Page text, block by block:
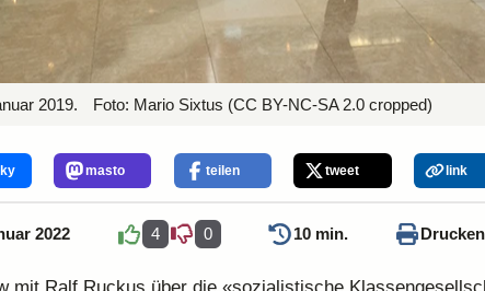
2019. Foto: Mario Sixtus (CC BY-NC-SA 2.0 cropped)
masto teilen tweet link
2022 4 0 10 min. Drucken